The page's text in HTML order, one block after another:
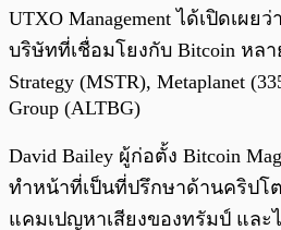
UTXO Management ได้เปิดเผย
บริษัทที่เชื่อมโยงกับ Bitcoin หล
Strategy (MSTR), Metaplanet
Group (ALTBG)
David Bailey ผู้ก่อตั้ง Bitcoin
ทำหน้าที่เป็นที่ปรึกษาด้านคริป
แคมเปญหาเสียงของทรัมป์ และ